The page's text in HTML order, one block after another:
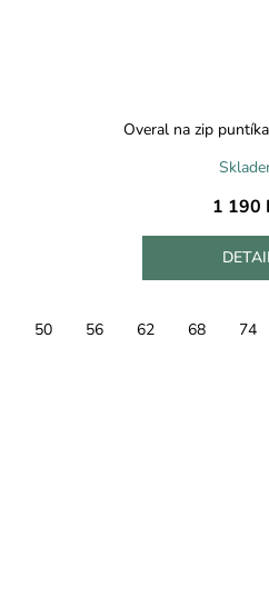
Overal na zip
1 190
50 56 62 68 74